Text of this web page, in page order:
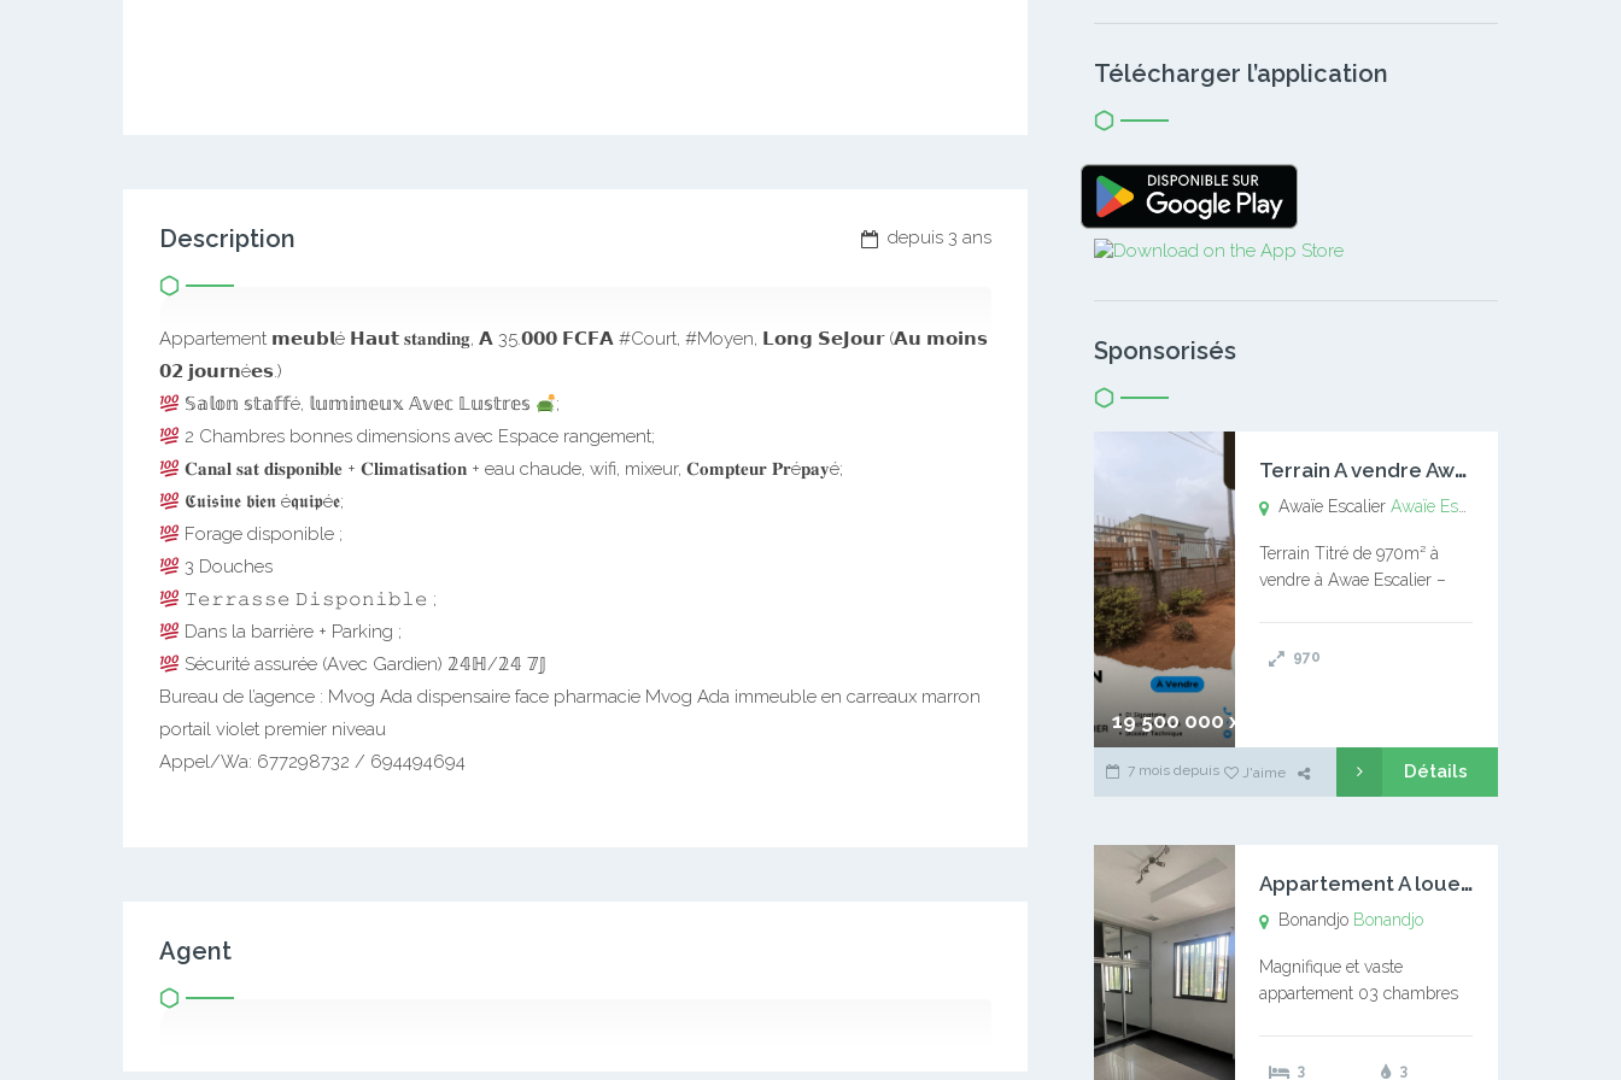
depuis 3 ans
Description
Appartement 𝗺𝗲𝘂𝗯𝗹é 𝗛𝗮𝘂𝘁 𝐬𝐭𝐚𝐧𝐝𝐢𝐧𝐠, 𝗔 35.𝟬𝟬𝟬 𝗙𝗖𝗙𝗔 #Court, #Moyen, 𝗟𝗼𝗻𝗴 𝗦𝗲𝗝𝗼𝘂𝗿 (𝗔𝘂 𝗺𝗼𝗶𝗻𝘀
𝟬𝟮 𝗷𝗼𝘂𝗿𝗻é𝗲𝘀.)
𝕊𝕒𝕝𝕠𝕟 𝕤𝕥𝕒𝕗𝕗é, 𝕝𝕦𝕞𝕚𝕟𝕖𝕦𝕩 𝔸𝕧𝕖𝕔 𝕃𝕦𝕤𝕥𝕣𝕖𝕤
;
2 Chambres bonnes dimensions avec Espace rangement;
𝐂𝐚𝐧𝐚𝐥 𝐬𝐚𝐭 𝐝𝐢𝐬𝐩𝐨𝐧𝐢𝐛𝐥𝐞 + 𝐂𝐥𝐢𝐦𝐚𝐭𝐢𝐬𝐚𝐭𝐢𝐨𝐧 + eau chaude, wifi, mixeur, 𝐂𝐨𝐦𝐩𝐭𝐞𝐮𝐫 𝐏𝐫é𝐩𝐚𝐲é;
𝕮𝖚𝖎𝖘𝖎𝖓𝖊 𝖇𝖎𝖊𝖓 é𝖖𝖚𝖎𝖕é𝖊;
Forage disponible ;
3 Douches
𝚃𝚎𝚛𝚛𝚊𝚜𝚜𝚎 𝙳𝚒𝚜𝚙𝚘𝚗𝚒𝚋𝚕𝚎 ;
Dans la barrière + Parking ;
Sécurité assurée (Avec Gardien) 𝟚𝟜ℍ/𝟚𝟜 𝟟𝕁
Bureau de l’agence : Mvog Ada dispensaire face pharmacie Mvog Ada immeuble en carreaux marron
portail violet premier niveau
Appel/Wa: 677298732 / 694494694
Agent
Télécharger l’application
Sponsorisés
19 500 000 xaf
T
errain A vendre Awaïe Escalier
Awaïe EscalierAwaïe Escalier
Terrain Titré de 970m² à
vendre à Awae Escalier –
l’Université Catholique –
970
7 mois depuis J'aime Détails
A
ppartement A louer Bonandjo
Bonandjo Bonandjo
Magnifique et vaste
appartement 03 chambres
douches 01 vaste salon 01
3
3